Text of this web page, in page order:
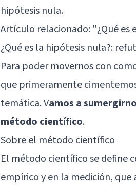
hipótesis nula.
Artículo relacionado: "¿Qué
¿Qué es la hipótesis nula?:
Para poder movernos con
que primeramente
temática. Vamos a
método científico.
Sobre el método científico
El método científico se define
empírico y en la medición, que